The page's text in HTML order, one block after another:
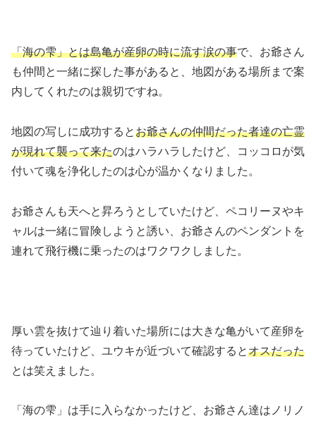
「海の雫」とは島亀が産卵の時に流す涙の事で、お爺さん
も仲間と一緒に探した事があると、地図がある場所まで案
内してくれたのは親切ですね。
地図の写しに成功するとお爺さんの仲間だった者達の亡霊
が現れて襲って来たのはハラハラしたけど、コッコロが気
付いて魂を浄化したのは心が温かくなりました。
お爺さんも天へと昇ろうとしていたけど、ペコリーヌやキ
ャルは一緒に冒険しようと誘い、お爺さんのペンダントを
連れて飛行機に乗ったのはワクワクしました。
厚い雲を抜けて辿り着いた場所には大きな亀がいて産卵を
待っていたけど、ユウキが近づいて確認するとオスだった
とは笑えました。
「海の雫」は手に入らなかったけど、お爺さん達はノリノ